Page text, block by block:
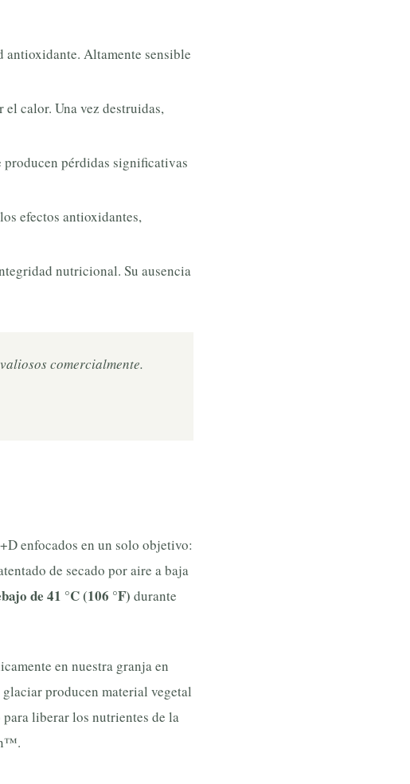
Altamente sensible
calor. Una vez destruidas,
pérdidas significativas
efectos antioxidantes,
nutricional. Su ausencia
comercialmente.
enfocados en un solo objetivo:
de secado por aire a baja
de 41 °C (106 °F) durante
en nuestra granja en
producen material vegetal
liberar los nutrientes de la